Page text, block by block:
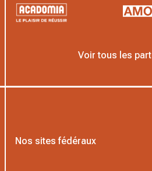
Voir tous les
Nos sites fédéraux